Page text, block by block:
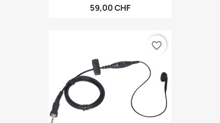
59,00 CHF
favorite_border